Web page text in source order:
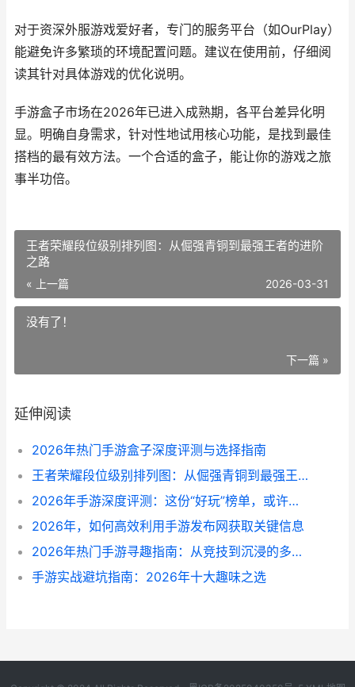
对于资深外服游戏爱好者，专门的服务平台（如OurPlay）
能避免许多繁琐的环境配置问题。建议在使用前，仔细阅
读其针对具体游戏的优化说明。
手游盒子市场在2026年已进入成熟期，各平台差异化明
显。明确自身需求，针对性地试用核心功能，是找到最佳
搭档的最有效方法。一个合适的盒子，能让你的游戏之旅
事半功倍。
王者荣耀段位级别排列图：从倔强青铜到最强王者的进阶
之路
« 上一篇 2026-03-31
没有了！
下一篇 »
延伸阅读
2026年热门手游盒子深度评测与选择指南
王者荣耀段位级别排列图：从倔强青铜到最强王者的进阶之路
2026年手游深度评测：这份“好玩”榜单，或许能给你新启发
2026年，如何高效利用手游发布网获取关键信息
2026年热门手游寻趣指南：从竞技到沉浸的多元选择
手游实战避坑指南：2026年十大趣味之选